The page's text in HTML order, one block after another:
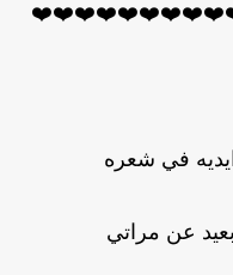
في شعره
عن مراتي